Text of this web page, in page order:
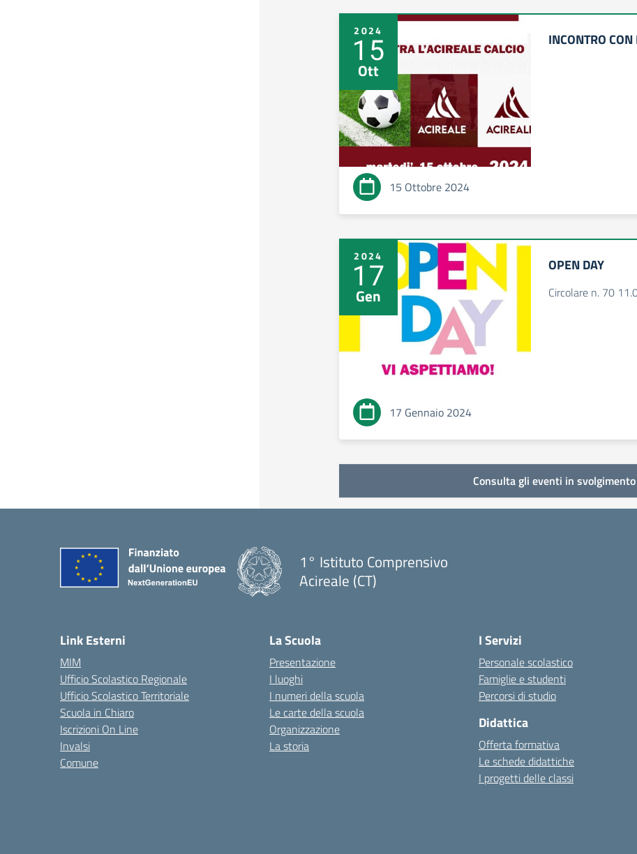
2024
15
Ott
INCONTRO CON
15 Ottobre 2024
2024
17
Gen
OPEN DAY
Circolare n. 70
17 Gennaio 2024
Consulta gli eventi in
1° Istituto Comprensivo
Acireale (CT)
Link Esterni
MIM
Ufficio Scolastico Regionale
Ufficio Scolastico Territoriale
Scuola in Chiaro
Iscrizioni On Line
Invalsi
Comune
La Scuola
Presentazione
I luoghi
I numeri della scuola
Le carte della scuola
Organizzazione
La storia
I Servizi
Personale scolastico
Famiglie e studenti
Percorsi di studio
Didattica
Offerta formativa
Le schede didattiche
I progetti delle classi